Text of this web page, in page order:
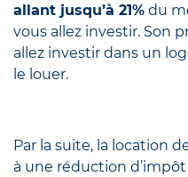
allant jusqu’à 21% du
vous allez investir. Son
allez investir dans un
le louer.
Par la suite, la location
à une réduction